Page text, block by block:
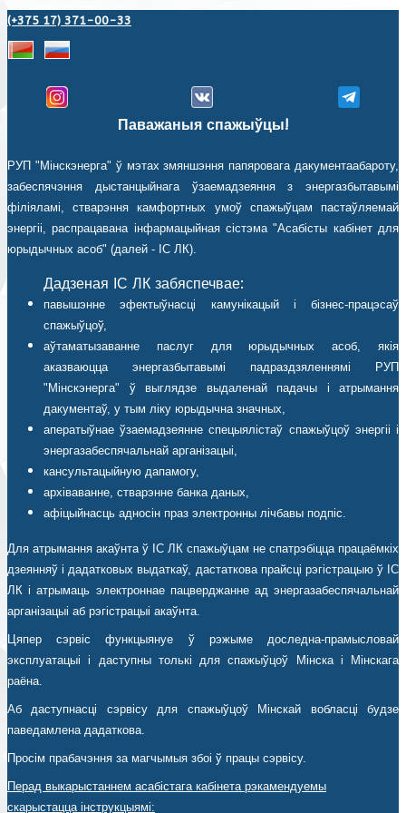
(+375 17) 371-00-33
Паважаныя спажыўцы!
РУП "Мінскэнерга" ў мэтах змяншэння папяровага дакументаабароту,
забеспячэння дыстанцыйнага ўзаемадзеяння з энергазбытавымі
філіяламі, стварэння камфортных умоў спажыўцам пастаўляемай
энергіі, распрацавана інфармацыйная сістэма "Асабісты кабінет для
юрыдычных асоб" (далей - ІС ЛК).
Дадзеная ІС ЛК забяспечвае:
павышэнне эфектыўнасці камунікацый і бізнес-працэсаў
спажыўцоў,
аўтаматызаванне паслуг для юрыдычных асоб, якія
аказваюцца энергазбытавымі падраздзяленнямі РУП
"Мінскэнерга" ў выглядзе выдаленай падачы і атрымання
дакументаў, у тым ліку юрыдычна значных,
аператыўнае ўзаемадзеянне спецыялістаў спажыўцоў энергіі і
энергазабеспячальнай арганізацыі,
кансультацыйную дапамогу,
архіваванне, стварэнне банка даных,
афіцыйнасць адносін праз электронны лічбавы подпіс.
Для атрымання акаўнта ў ІС ЛК спажыўцам не спатрэбіцца працаёмкіх
дзеянняў і дадатковых выдаткаў, дастаткова прайсці рэгістрацыю ў ІС
ЛК і атрымаць электроннае пацверджанне ад энергазабеспячальнай
арганізацыі аб рэгістрацыі акаўнта.
Цяпер сэрвіс функцыянуе ў рэжыме доследна-прамысловай
эксплуатацыі і даступны толькі для спажыўцоў Мінска і Мінскага
раёна.
Аб даступнасці сэрвісу для спажыўцоў Мінскай вобласці будзе
паведамлена дадаткова.
Просім прабачэння за магчымыя збоі ў працы сэрвісу.
Перад выкарыстаннем асабістага кабінета рэкамендуемы
скарыстацца інструкцыямі: